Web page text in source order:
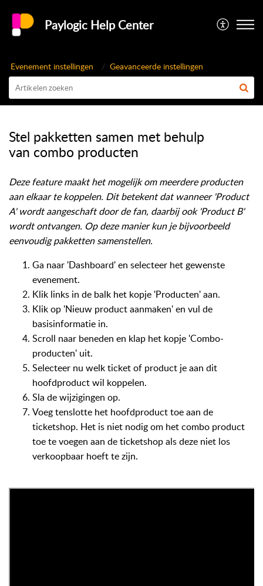
Paylogic Help Center
Evenement instellingen Geavanceerde instellingen
Stel pakketten samen met behulp
van combo producten
Deze feature maakt het mogelijk om meerdere producten
aan elkaar te koppelen. Dit betekent dat wanneer 'Product
A' wordt aangeschaft door de fan, daarbij ook 'Product B'
wordt ontvangen. Op deze manier kun je bijvoorbeeld
eenvoudig pakketten samenstellen.
Ga naar 'Dashboard' en selecteer het gewenste
evenement.
Klik links in de balk het kopje 'Producten' aan.
Klik op 'Nieuw product aanmaken' en vul de
basisinformatie in.
Scroll naar beneden en klap het kopje 'Combo-
producten' uit.
Selecteer nu welk ticket of product je aan dit
hoofdproduct wil koppelen.
Sla de wijzigingen op.
Voeg tenslotte het hoofdproduct toe aan de
ticketshop. Het is niet nodig om het combo product
toe te voegen aan de ticketshop als deze niet los
verkoopbaar hoeft te zijn.